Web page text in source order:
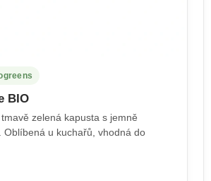
BIO
zelená kapusta s jemně
Oblíbená u kuchařů, vhodná do